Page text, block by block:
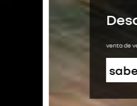
Desde: $
venta de vehículos
saber más